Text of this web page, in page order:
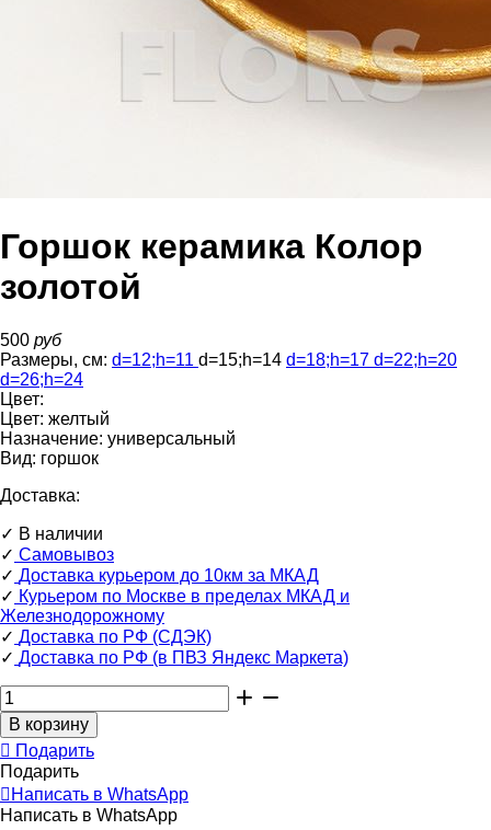
Горшок керамика Колор
золотой
500 руб
Размеры, см: d=12;h=11 d=15;h=14 d=18;h=17 d=22;h=20
d=26;h=24
Цвет:
Цвет: желтый
Назначение: универсальный
Вид: горшок
Доставка:
✓ В наличии
✓ Самовывоз
✓ Доставка курьером до 10км за МКАД
✓ Курьером по Москве в пределах МКАД и
Железнодорожному
✓ Доставка по РФ (СДЭК)
✓ Доставка по РФ (в ПВЗ Яндекс Маркета)
Подарить
Подарить
Написать в WhatsApp
Написать в WhatsApp